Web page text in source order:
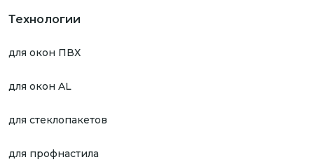
Технологии
для окон ПВХ
для окон AL
для стеклопакетов
для профнастила